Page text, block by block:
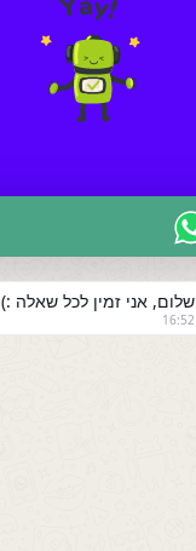
שלום, אני זמין לכל שאלה :)
16:52